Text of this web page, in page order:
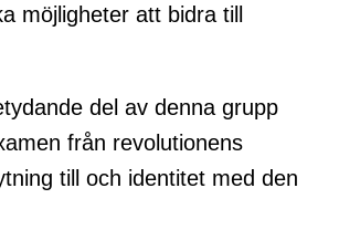
möjligheter att bidra till
del av denna grupp
från revolutionens
till och identitet med den